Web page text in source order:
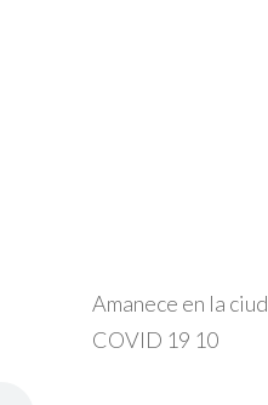
Amanece en la
COVID 19 10